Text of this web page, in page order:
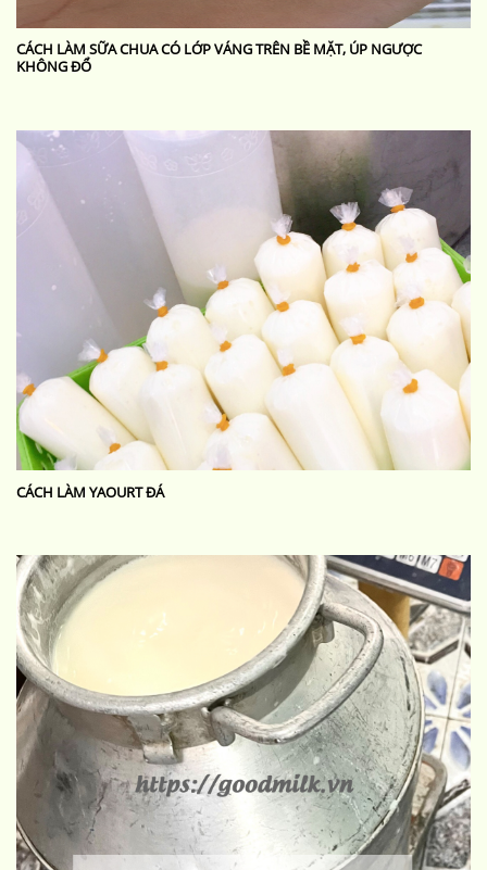
CÁCH LÀM SỮA CHUA CÓ LỚP VÁNG TRÊN BỀ MẶT, ÚP NGƯỢC
KHÔNG ĐỔ
CÁCH LÀM YAOURT ĐÁ